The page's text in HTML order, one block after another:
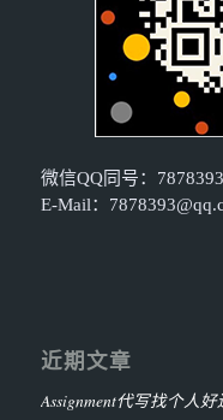
微信QQ同号：7878393
E-Mail：
近期文章
Assignment代写找个人